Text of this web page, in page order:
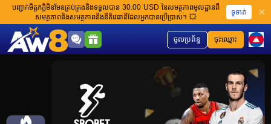
បញ្ជាក់មិត្តភក្តិមិនមែនគ្រប់គ្រងនិងទទួលបាន 30.00 USD នៃសមត្ថភាពមូលដ្ឋានពី
សមត្ថភាពនិងសមត្ថភាពនិងនីតិវេធានីដែលអ្នកបានប្រើប្រាស់។ 💥
ទូទាត់
ចុះឈ្មោះ
ចូលប្រព័ន្ធ